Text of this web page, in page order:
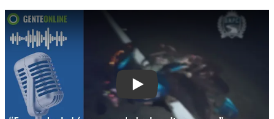
Play: “Esa noche habíamos quedado